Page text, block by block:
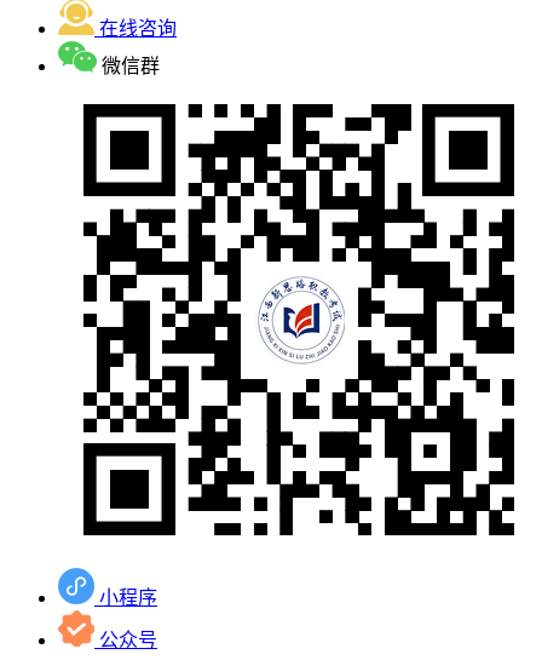
在线咨询
微信群
小程序
公众号